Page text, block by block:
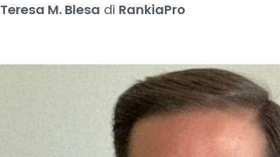
Teresa M. Blesa di RankiaPro